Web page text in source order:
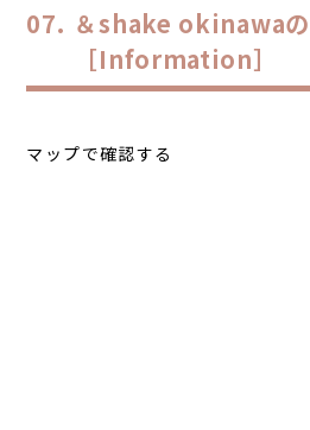
＆shake okinawaの
［Information］
マップで確認する